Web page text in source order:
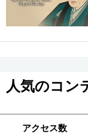
人気のコン
アクセス数